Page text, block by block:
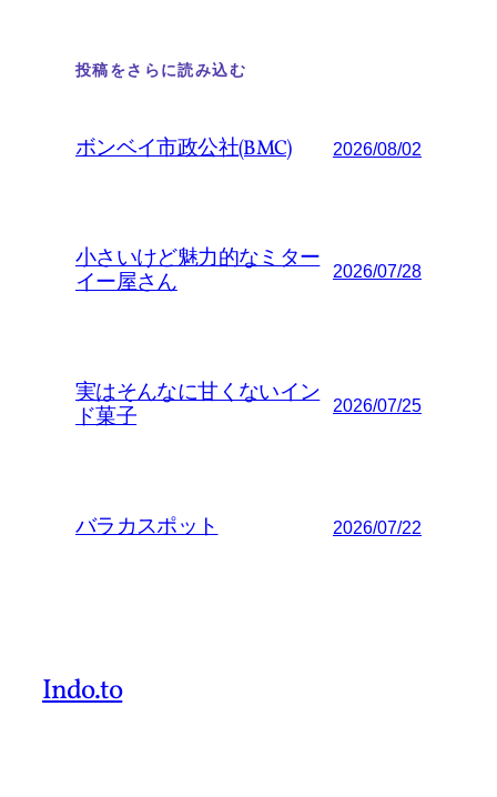
投稿をさらに読み込む
ボンベイ市政公社(BMC) 2026/08/02
小さいけど魅力的なミター
イー屋さん
2026/07/28
実はそんなに甘くないイン
ド菓子
2026/07/25
バラカスポット 2026/07/22
Indo.to